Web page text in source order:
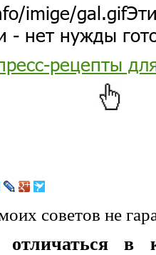
- нет нужды
рецепты
советов не
отличаться в